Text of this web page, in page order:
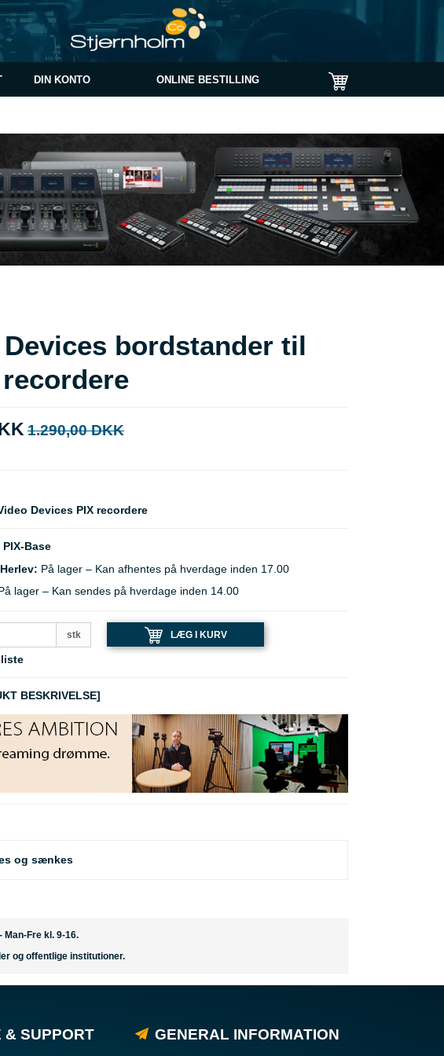
DIN KONTO ONLINE BESTILLING
bordstander til
1.290,00 DKK
Devices PIX recordere
PIX-Base
På lager – Kan afhentes på hverdage inden 17.00
lager – Kan sendes på hverdage inden 14.00
stk LÆG I KURV
BESKRIVELSE]
og sænkes
Man-Fre kl. 9-16.
og offentlige institutioner.
& SUPPORT GENERAL INFORMATION